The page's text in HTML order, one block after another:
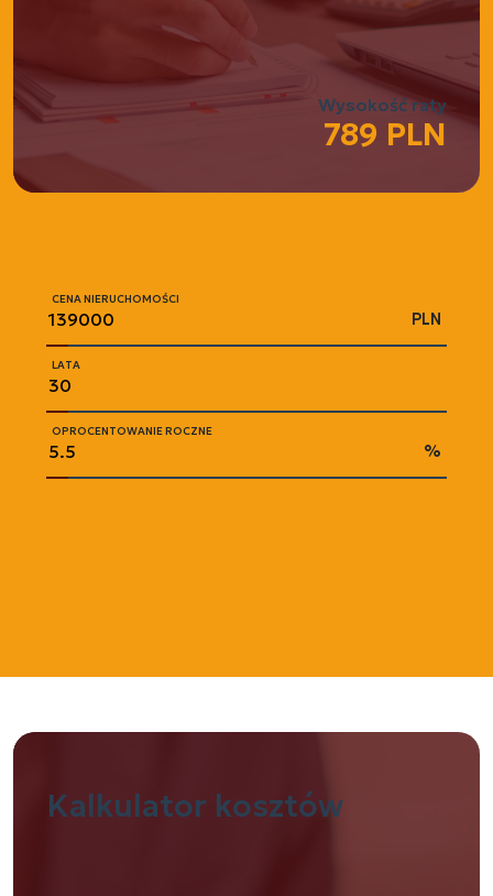
Wysokość raty
789 PLN
CENA NIERUCHOMOŚCI
PLN
LATA
OPROCENTOWANIE ROCZNE
%
Kalkulator kosztów